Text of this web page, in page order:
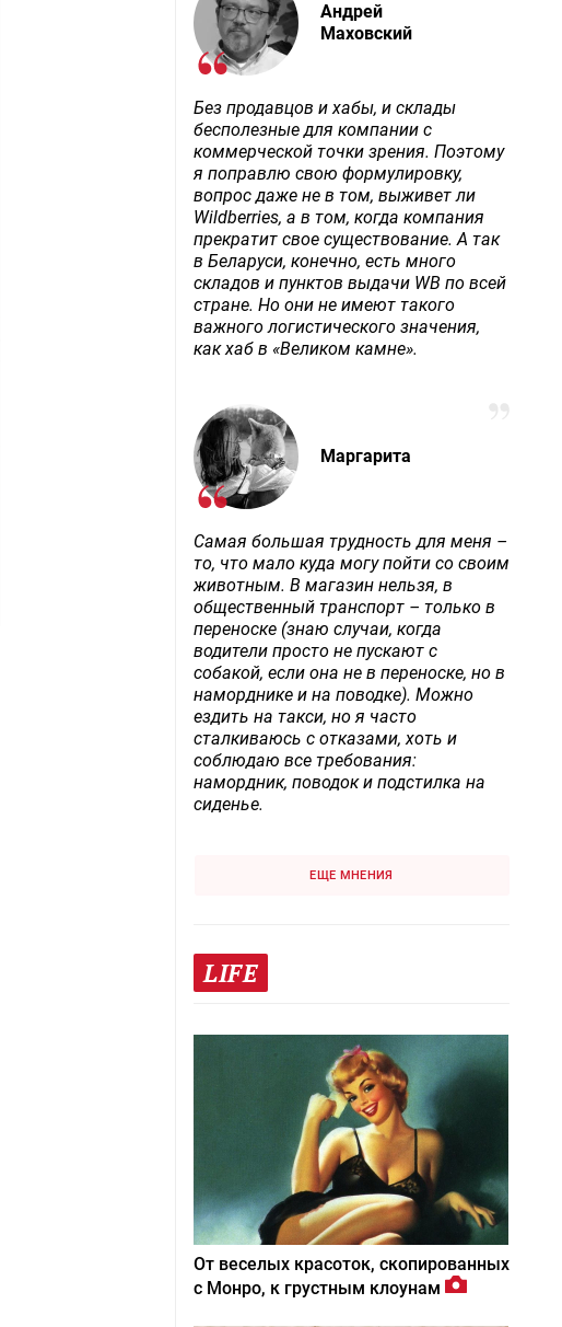
Андрей
Маховский
Без продавцов и хабы, и склады
бесполезные для компании с
коммерческой точки зрения. Поэтому
я поправлю свою формулировку,
вопрос даже не в том, выживет ли
Wildberries, а в том, когда компания
прекратит свое существование. А так
в Беларуси, конечно, есть много
складов и пунктов выдачи WB по всей
стране. Но они не имеют такого
важного логистического значения,
как хаб в «Великом камне».
Маргарита
Самая большая трудность для меня –
то, что мало куда могу пойти со своим
животным. В магазин нельзя, в
общественный транспорт – только в
переноске (знаю случаи, когда
водители просто не пускают с
собакой, если она не в переноске, но в
наморднике и на поводке). Можно
ездить на такси, но я часто
сталкиваюсь с отказами, хоть и
соблюдаю все требования:
намордник, поводок и подстилка на
сиденье.
ЕЩЕ МНЕНИЯ
LIFE
От веселых красоток, скопированных
с Монро, к грустным клоунам